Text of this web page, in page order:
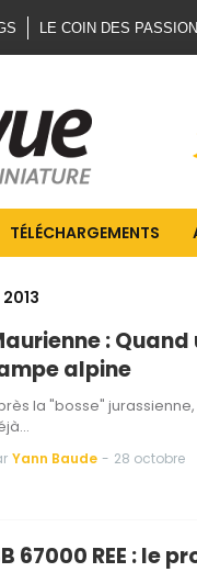
LE COIN DES
TÉLÉCHARGEMENTS
2013
:
alpine
la "bosse"
Yann Baude - 28 octobre
67000 REE : le